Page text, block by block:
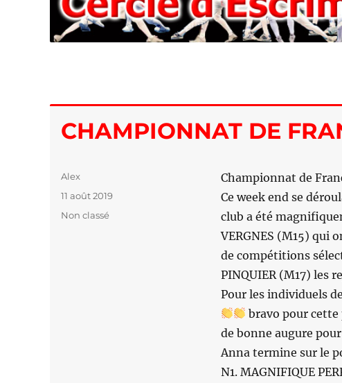
CHAMPIONNAT DE
Championnat de
Ce week end se
club a été
VERGNES (M15) qui
de compétitions
PINQUIER (M17) les
Pour les individuels
bravo pour cette
de bonne augure
Anna termine sur le
N1. MAGNIFIQUE
Auteur
Alex
Publié
le
11 août 2019
Catégories
Non classé